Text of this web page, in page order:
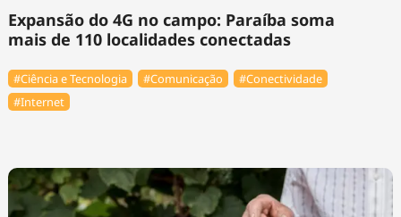
Expansão do 4G no campo: Paraíba soma
mais de 110 localidades conectadas
#Ciência e Tecnologia #Comunicação
#Conectividade
#Internet